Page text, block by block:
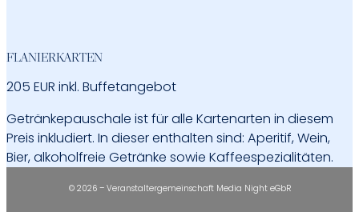
FLANIERKARTEN
205 EUR inkl. Buffetangebot
Getränkepauschale ist für alle Kartenarten in diesem
Preis inkludiert. In dieser enthalten sind: Aperitif, Wein,
Bier, alkoholfreie Getränke sowie Kaffeespezialitäten.
© 2026 – Veranstaltergemeinschaft Media Night eGbR